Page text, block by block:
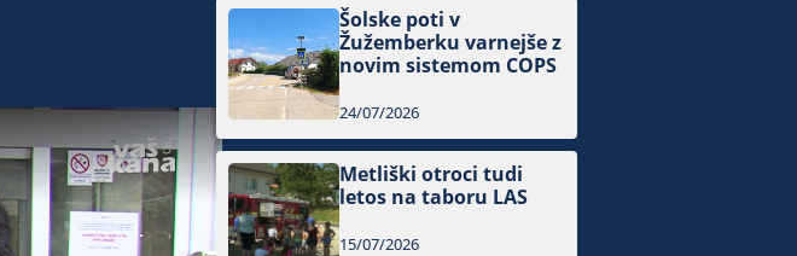
Šolske poti v
Žužemberku varnejše z
novim sistemom COPS
24/07/2026
Metliški otroci tudi
letos na taboru LAS
15/07/2026